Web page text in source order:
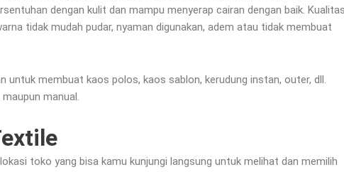
dengan kulit dan mampu menyerap cairan dengan baik.
tidak mudah pudar, nyaman digunakan, adem atau tidak membuat
untuk membuat kaos polos, kaos sablon, kerudung instan, outer, dll.
manual.
toko yang bisa kamu kunjungi langsung untuk melihat dan memilih